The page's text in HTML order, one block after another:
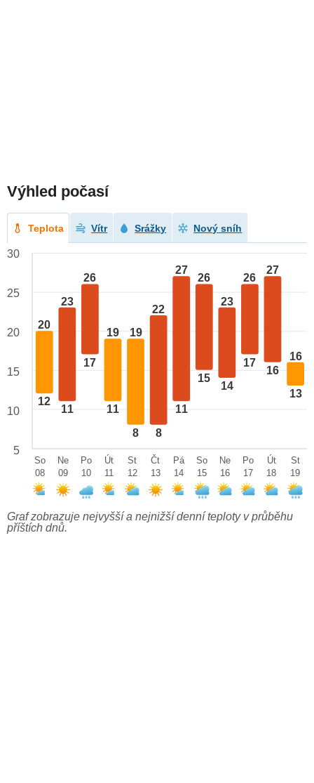
Výhled počasí
Teplota Vítr Srážky Nový sníh
20
12
23
11
26
17
19
11
19
8
22
8
27
11
26
15
23
14
26
17
27
16
16
13
30
25
20
15
10
5
So
08
Ne
09
Po
10
Út
11
St
12
Čt
13
Pá
14
So
15
Ne
16
Po
17
Út
18
St
19
Graf zobrazuje nejvyšší a nejnižší denní teploty v průběhu
příštích dnů.